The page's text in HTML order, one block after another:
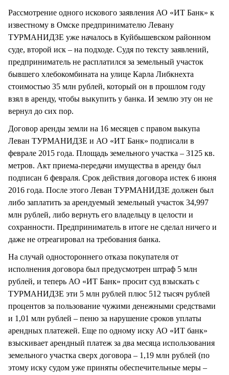
Рассмотрение одного искового заявления АО «ИТ Банк» к
известному в Омске предпринимателю Левану
ТУРМАНИДЗЕ уже началось в Куйбышевском районном
суде, второй иск – на подходе. Судя по тексту заявлений,
предприниматель не расплатился за земельный участок
бывшего хлебокомбината на улице Карла Либкнехта
стоимостью 35 млн рублей, который он в прошлом году
взял в аренду, чтобы выкупить у банка. И землю эту он не
вернул до сих пор.
Договор аренды земли на 16 месяцев с правом выкупа
Леван ТУРМАНИДЗЕ и АО «ИТ Банк» подписали в
феврале 2015 года. Площадь земельного участка – 3125 кв.
метров. Акт приема-передачи имущества в аренду был
подписан 6 февраля. Срок действия договора истек 6 июня
2016 года. После этого Леван ТУРМАНИДЗЕ должен был
либо заплатить за арендуемый земельный участок 34,997
млн рублей, либо вернуть его владельцу в целости и
сохранности. Предприниматель в итоге не сделал ничего и
даже не отреагировал на требования банка.
На случай одностороннего отказа покупателя от
исполнения договора был предусмотрен штраф 5 млн
рублей, и теперь АО «ИТ Банк» просит суд взыскать с
ТУРМАНИДЗЕ эти 5 млн рублей плюс 512 тысяч рублей
процентов за пользование чужими денежными средствами
и 1,01 млн рублей – пеню за нарушение сроков уплаты
арендных платежей. Еще по одному иску АО «ИТ банк»
взыскивает арендный платеж за два месяца использования
земельного участка сверх договора – 1,19 млн рублей (по
этому иску судом уже приняты обеспечительные меры –